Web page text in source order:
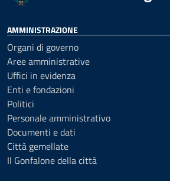
AMMINISTRAZIONE
Organi di governo
Aree amministrative
Uffici in evidenza
Enti e fondazioni
Politici
Personale amministrativo
Documenti e dati
Città gemellate
Il Gonfalone della città